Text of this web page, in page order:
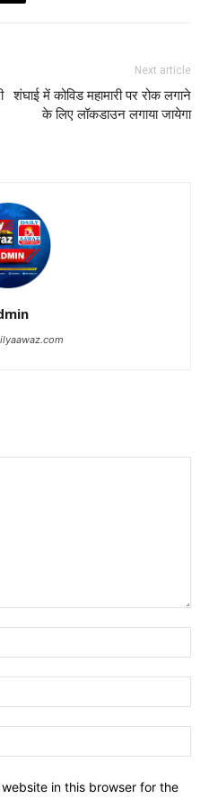
Next article
शंघाई में कोविड महामारी पर रोक लगाने
के लिए लॉकडाउन लगाया जायेगा
in this browser for the